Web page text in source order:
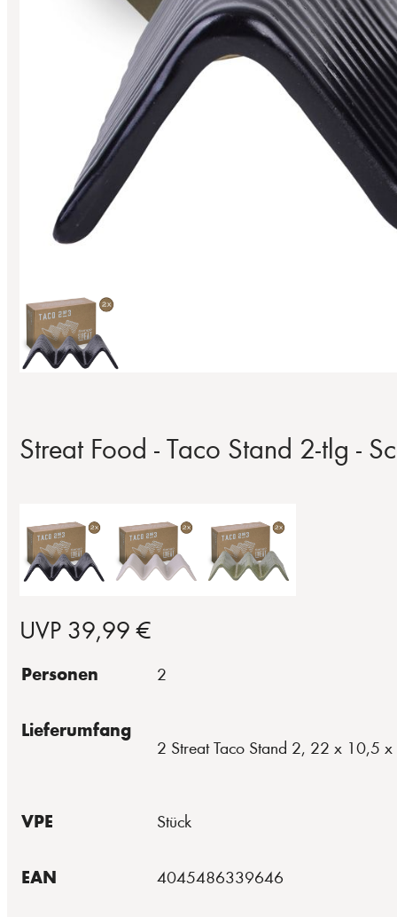
Streat Food - Taco Stand 2-tlg -
UVP 39,99 €
Personen 2
Lieferumfang
2 Streat Taco Stand 2, 22 x 10,5
VPE Stück
EAN 4045486339646